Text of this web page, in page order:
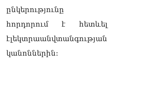
ընկերությունը
հորդորում է հետևել
էլեկտրաանվտանգության
կանոններին: